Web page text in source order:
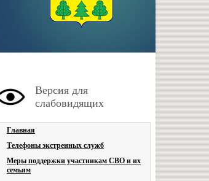
Версия для
слабовидящих
Главная
Телефоны экстренных служб
Меры поддержки участникам СВО и их
семьям